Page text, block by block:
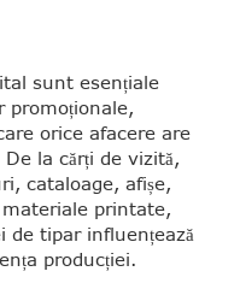
sunt esențiale
promoționale,
orice afacere are
la cărți de vizită,
cataloage, afișe,
printate,
de tipar influențează
producției.